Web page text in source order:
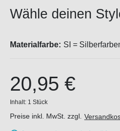
Wähle deinen
Materialfarbe: SI =
20,95 €
Inhalt: 1 Stück
Preise inkl. MwSt. zzgl.